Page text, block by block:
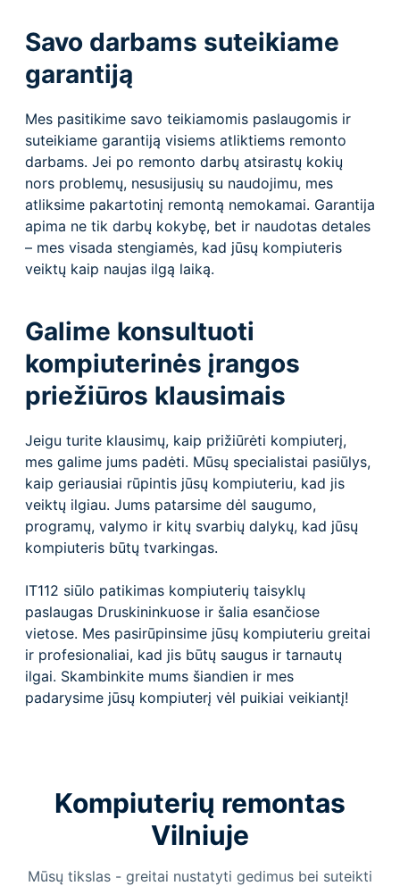
Savo darbams suteikiame
garantiją
Mes pasitikime savo teikiamomis paslaugomis ir
suteikiame garantiją visiems atliktiems remonto
darbams. Jei po remonto darbų atsirastų kokių
nors problemų, nesusijusių su naudojimu, mes
atliksime pakartotinį remontą nemokamai. Garantija
apima ne tik darbų kokybę, bet ir naudotas detales
– mes visada stengiamės, kad jūsų kompiuteris
veiktų kaip naujas ilgą laiką.
Galime konsultuoti
kompiuterinės įrangos
priežiūros klausimais
Jeigu turite klausimų, kaip prižiūrėti kompiuterį,
mes galime jums padėti. Mūsų specialistai pasiūlys,
kaip geriausiai rūpintis jūsų kompiuteriu, kad jis
veiktų ilgiau. Jums patarsime dėl saugumo,
programų, valymo ir kitų svarbių dalykų, kad jūsų
kompiuteris būtų tvarkingas.
IT112 siūlo patikimas kompiuterių taisyklų
paslaugas Druskininkuose ir šalia esančiose
vietose. Mes pasirūpinsime jūsų kompiuteriu greitai
ir profesionaliai, kad jis būtų saugus ir tarnautų
ilgai. Skambinkite mums šiandien ir mes
padarysime jūsų kompiuterį vėl puikiai veikiantį!
Kompiuterių remontas
Vilniuje
Mūsų tikslas - greitai nustatyti gedimus bei suteikti